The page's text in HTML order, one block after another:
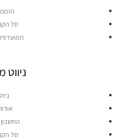
סל
ניווט
בית
סל